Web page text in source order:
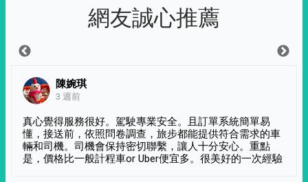
網友誠心推薦
陳婉琪
3 週前
真心覺得服務很好。駕駛專業安全。且訂單系統簡單易
懂，接送前，依照問卷調查，旅步都能提供符合需求的車
輛和司機。司機會保持密切聯繫，讓人十分安心。重點
是，價格比一般計程車or Uber便宜多。很美好的一次經驗